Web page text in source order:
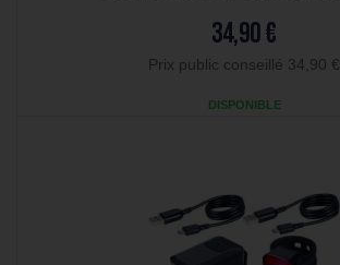
34,90 €
Prix public conseillé 34,90 €
DISPONIBLE